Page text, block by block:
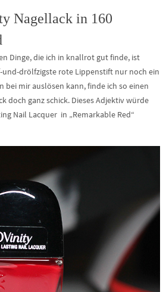
Nagellack in 160
Dinge, die ich in knallrot gut finde, ist
und-drölfzigste rote Lippenstift nur noch ein
bei mir auslösen kann, finde ich so einen
doch ganz schick. Dieses Adjektiv würde
Nail Lacquer in „Remarkable Red“